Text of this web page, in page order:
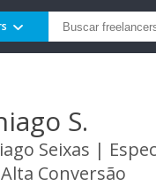
S.
Seixas |
Conversão